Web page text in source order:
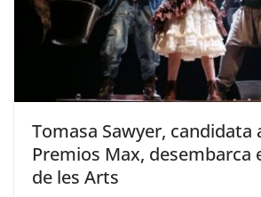
Tomasa Sawyer, candidata
Premios Max, desembarca
de les Arts